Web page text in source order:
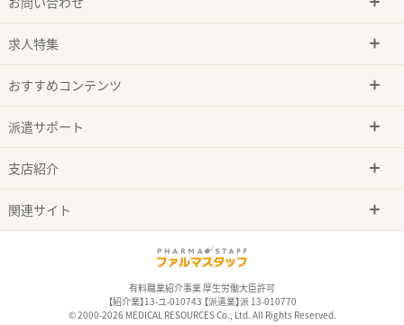
求人特集
おすすめコンテンツ
派遣サポート
支店紹介
関連サイト
有料職業紹介事業 厚生労働大臣許可
【紹介業】13-ユ-010743 【派遣業】派 13-010770
© 2000-2026 MEDICAL RESOURCES Co., Ltd. All Rights Reserved.